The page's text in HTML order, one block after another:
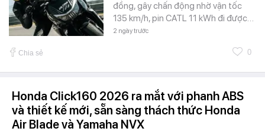
đồng, gây chấn động nhờ vận tốc
135 km/h, pin CATL 11 kWh đi được…
2 ngày trước
Chia sẻ 0
Honda Click160 2026 ra mắt với phanh ABS
và thiết kế mới, sẵn sàng thách thức Honda
Air Blade và Yamaha NVX